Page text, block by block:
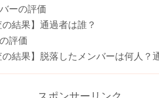
ーの評価
結果】通過者は誰？
評価
結果】脱落したメンバーは何人？